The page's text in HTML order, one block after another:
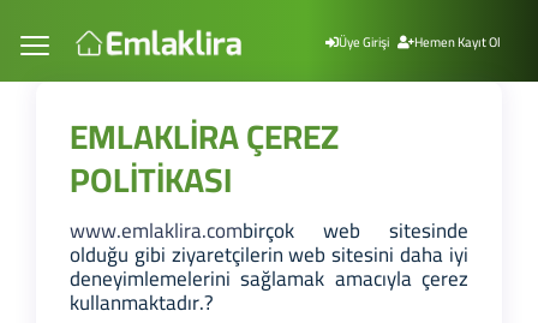
Üye Girişi Hemen Kayıt Ol
EMLAKLİRA ÇEREZ
POLİTİKASI
www.emlaklira.combirçok web sitesinde
olduğu gibi ziyaretçilerin web sitesini daha iyi
deneyimlemelerini sağlamak amacıyla çerez
kullanmaktadır.?